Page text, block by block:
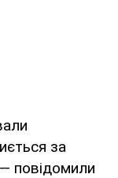
за
повідомили